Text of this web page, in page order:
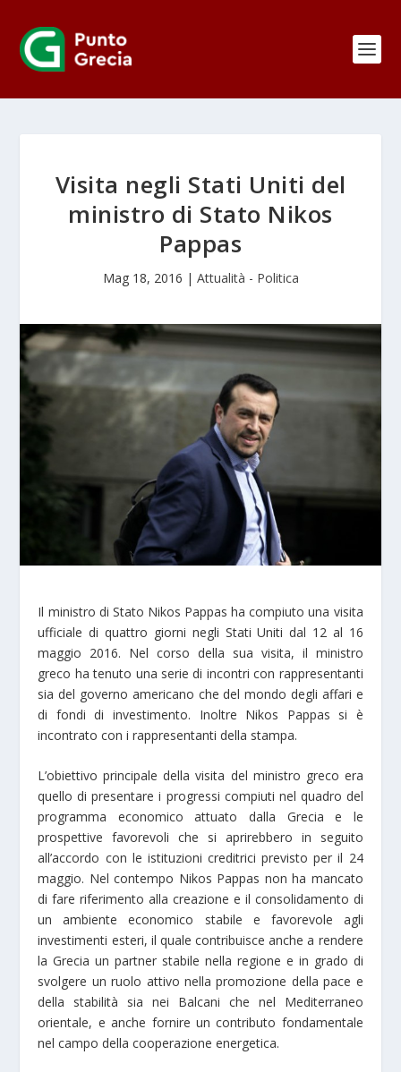
Visita negli Stati Uniti del
ministro di Stato Nikos
Pappas
Mag 18, 2016 | Attualità - Politica
Il ministro di Stato Nikos Pappas ha compiuto una visita
ufficiale di quattro giorni negli Stati Uniti dal 12 al 16
maggio 2016. Nel corso della sua visita, il ministro
greco ha tenuto una serie di incontri con rappresentanti
sia del governo americano che del mondo degli affari e
di fondi di investimento. Inoltre Nikos Pappas si è
incontrato con i rappresentanti della stampa.
L’obiettivo principale della visita del ministro greco era
quello di presentare i progressi compiuti nel quadro del
programma economico attuato dalla Grecia e le
prospettive favorevoli che si aprirebbero in seguito
all’accordo con le istituzioni creditrici previsto per il 24
maggio. Nel contempo Nikos Pappas non ha mancato
di fare riferimento alla creazione e il consolidamento di
un ambiente economico stabile e favorevole agli
investimenti esteri, il quale contribuisce anche a rendere
la Grecia un partner stabile nella regione e in grado di
svolgere un ruolo attivo nella promozione della pace e
della stabilità sia nei Balcani che nel Mediterraneo
orientale, e anche fornire un contributo fondamentale
nel campo della cooperazione energetica.